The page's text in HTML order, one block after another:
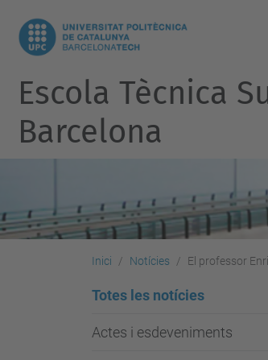
Escola Tècnica
Barcelona
Inici Notícies El professor
Totes les notícies
Actes i esdeveniments